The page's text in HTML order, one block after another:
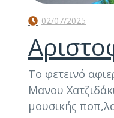
02/07/2025
Το φετεινό
Μανου
μουσικής